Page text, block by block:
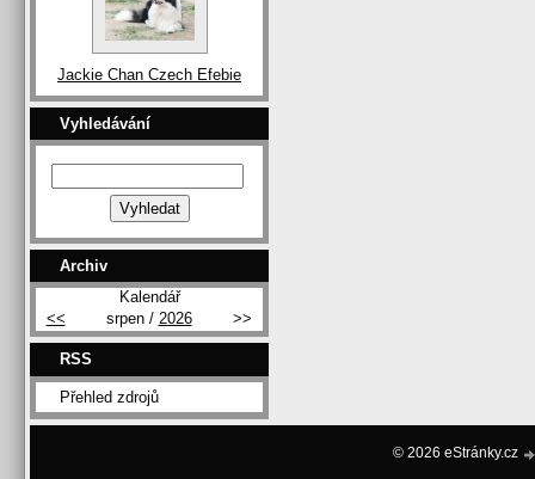
Jackie Chan Czech Efebie
Vyhledávání
Archiv
Kalendář
<<
srpen / 2026 >>
RSS
Přehled zdrojů
© 2026 eStránky.cz